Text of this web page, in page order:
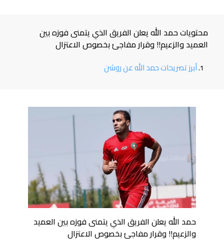
محتويات حمد الله يعلن الفريق الذي يتمنى فوزه بين
العميد والزعيم!! وقرار مفاجئ بخصوص الاعتزال
أبرز تصريحات حمد الله عن روشن
حمد الله يعلن الفريق الذي يتمنى فوزه بين العميد
والزعيم!! وقرار مفاجئ بخصوص الاعتزال